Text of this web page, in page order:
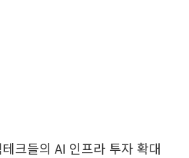
크들의 AI 인프라 투자 확대